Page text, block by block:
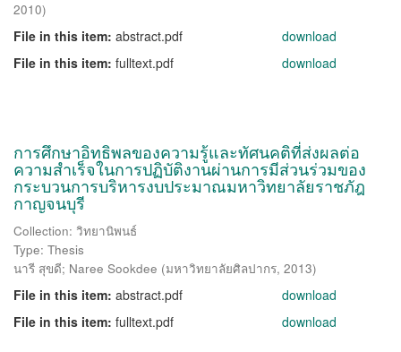
2010)
File in this item: abstract.pdf
download
File in this item: fulltext.pdf download
การศึกษาอิทธิพลของความรู้และทัศนคติที่ส่งผลต่อ
ความสำเร็จในการปฏิบัติงานผ่านการมีส่วนร่วมของ
กระบวนการบริหารงบประมาณมหาวิทยาลัยราชภัฎ
กาญจนบุรี
Collection: วิทยานิพนธ์
Type: Thesis
นารี สุขดี; Naree Sookdee (มหาวิทยาลัยศิลปากร, 2013)
File in this item: abstract.pdf
download
File in this item: fulltext.pdf download